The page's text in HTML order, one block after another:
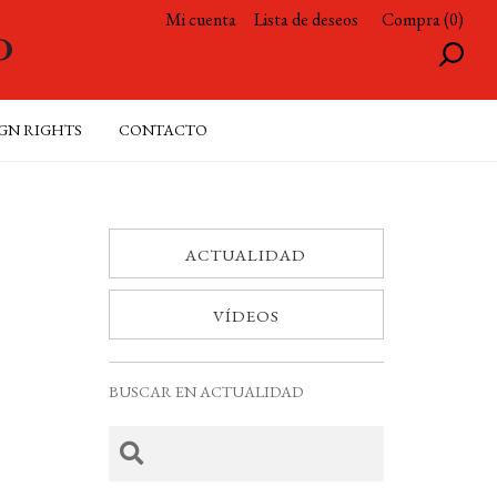
Mi cuenta Lista de deseos Compra (0)
RIGHTS CONTACTO
ACTUALIDAD
VÍDEOS
BUSCAR EN ACTUALIDAD